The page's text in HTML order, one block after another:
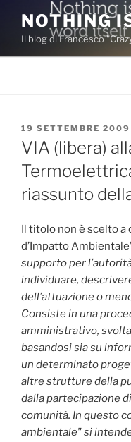
contenuto
NOTHING
Il blog di Francesco
PUBBLICATO
IL
19 SETTEMBRE 2009
VIA (libera)
riassunto
Il titolo non è scelto a
d’Impatto
supporto per
individuare,
dell’attuazione o
Consiste in una
amministrativo,
basandosi sia su
un determinato
altre strutture della
dalla partecipazione
comunità. In questo
ambientale" si